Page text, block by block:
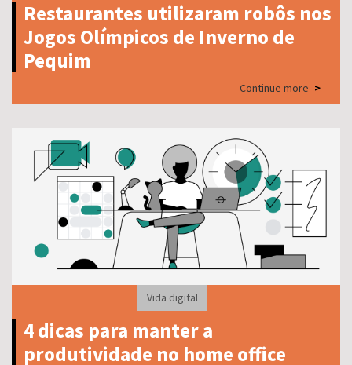
Restaurantes utilizaram robôs nos
Jogos Olímpicos de Inverno de
Pequim
Continue more >
Vida digital
4 dicas para manter a
produtividade no home office